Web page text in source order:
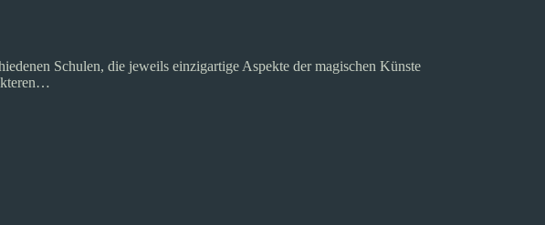
Schulen, die jeweils einzigartige Aspekte der magischen Künste